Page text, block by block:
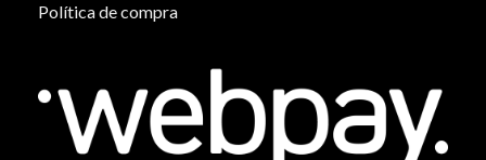
Política de compra